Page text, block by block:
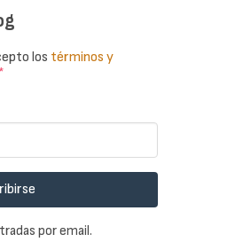
los términos y
*
por email.